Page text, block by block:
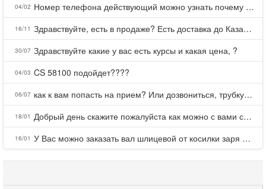
04/02 Номер телефона действующий можно узнать почему номер неправельный
16/11 Здравствуйте, есть в продаже? Есть доставка до Казани?
30/07 Здравствуйте какие у вас есть курсы и какая цена, ?
04/03 CS 58100 подойдет????
06/07 как к вам попасть на прием? Или дозвониться, трубку не берете.
18/01 Добрый день скажите пожалуйста как можно с вами связаться . Телефон не отвечает .Заказала кухню в тц Хороший есть претензии а менеджер контактов не дает .Что делать?
16/01 У Вас можно заказать вал шлицевой от косилки заря для мтз, который соединяет мотоблок с косилкой.?